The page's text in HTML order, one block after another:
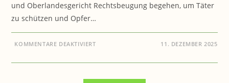
und Oberlandesgericht Rechtsbeugung begehen, um Täter
zu schützen und Opfer…
KOMMENTARE DEAKTIVIERTFÜR
AUFKLÄRUNG:
11. DEZEMBER 2025